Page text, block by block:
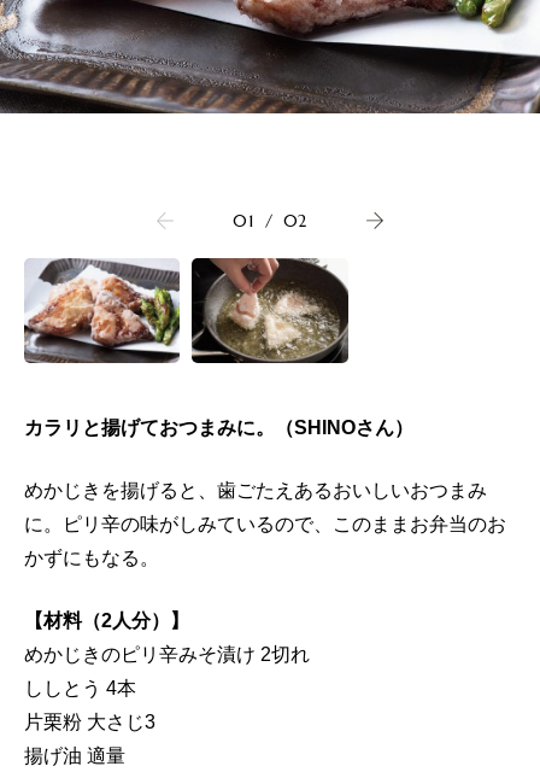
01 / 02
カラリと揚げておつまみに。（SHINOさん）
めかじきを揚げると、歯ごたえあるおいしいおつまみ
に。ピリ辛の味がしみているので、このままお弁当のお
かずにもなる。
【材料（2人分）】
めかじきのピリ辛みそ漬け 2切れ
ししとう 4本
片栗粉 大さじ3
揚げ油 適量